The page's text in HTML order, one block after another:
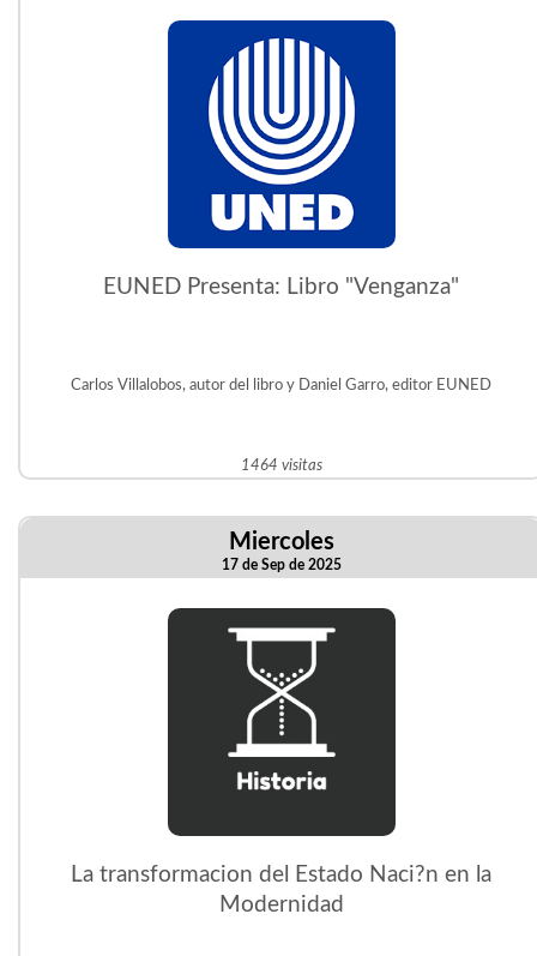
EUNED Presenta: Libro "Venganza"
Carlos Villalobos, autor del libro y Daniel Garro, editor EUNED
1464 visitas
Miercoles
17 de Sep de 2025
La transformacion del Estado Naci?n en la
Modernidad